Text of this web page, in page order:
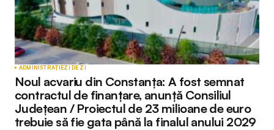
ADMINISTRAȚIEZI DE ZI
Noul acvariu din Constanța: A fost semnat
contractul de finanțare, anunță Consiliul
Județean / Proiectul de 23 milioane de euro
trebuie să fie gata până la finalul anului 2029